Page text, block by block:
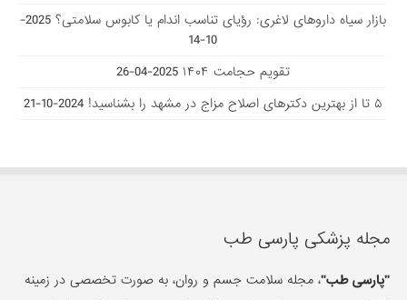
بازار سیاه داروهای لاغری: رؤیای تناسب اندام یا کابوس سلامتی؟
2025-
10-14
تقویم حجامت ۱۴۰۴
2025-04-26
۵ تا از بهترین دکتر‌های اصلاح مزاج در مشهد را بشناسید!
2024-10-21
مجله پزشکی پارسی طب
"پارسی طب"، مجله سلامت جسم و روان، به صورت تخصصی در زمینه